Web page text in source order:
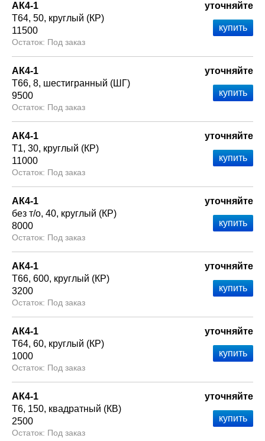
АК4-1
Т64 50 круглый (КР)
11500
Под заказ
уточняйте
АК4-1
Т66 8 шестигранный (ШГ)
9500
Под заказ
уточняйте
АК4-1
Т1 30 круглый (КР)
11000
Под заказ
уточняйте
АК4-1
без т/о 40 круглый (КР)
8000
Под заказ
уточняйте
АК4-1
Т66 600 круглый (КР)
3200
Под заказ
уточняйте
АК4-1
Т64 60 круглый (КР)
1000
Под заказ
уточняйте
АК4-1
Т6 150 квадратный (КВ)
2500
Под заказ
уточняйте